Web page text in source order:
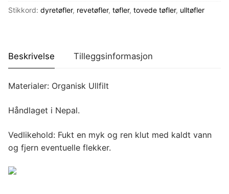
Stikkord: dyretøfler, revetøfler, tøfler, tovede tøfler, ulltøfler
Beskrivelse Tilleggsinformasjon
Materialer: Organisk Ullfilt
Håndlaget i Nepal.
Vedlikehold: Fukt en myk og ren klut med kaldt vann
og fjern eventuelle flekker.